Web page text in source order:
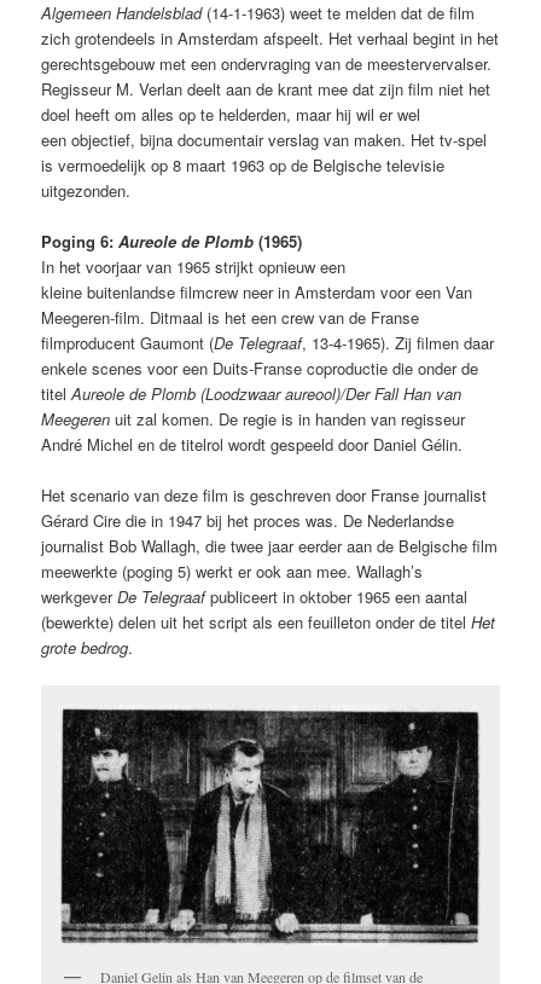
Algemeen Handelsblad(14-1-1963) weet te melden dat de film
zich grotendeels in Amsterdam afspeelt. Het verhaal begint in het
gerechtsgebouw met een ondervraging van de meestervervalser.
Regisseur M. Verlan deelt aan de krant mee dat zijn film niet het
doel heeft om alles op te helderden, maar hij wil er wel
een objectief, bijna documentair verslag van maken. Het tv-spel
is vermoedelijk op 8 maart 1963 op de Belgische televisie
uitgezonden.
Poging 6:Aureole de Plomb (1965)
In het voorjaar van 1965 strijkt opnieuw een
kleine buitenlandse filmcrew neer in Amsterdam voor een Van
Meegeren-film. Ditmaal is het een crew van de Franse
filmproducent Gaumont (De Telegraaf, 13-4-1965). Zij filmen daar
enkele scenes voor een Duits-Franse coproductie die onder de
titelAureole de Plomb (Loodzwaar aureool)/Der Fall Han van
Meegeren uit zal komen. De regie is in handen van regisseur
André Michel en de titelrol wordt gespeeld door Daniel Gélin.
Het scenario van deze film is geschreven door Franse journalist
Gérard Cire die in 1947 bij het proces was. De Nederlandse
journalist Bob Wallagh, die twee jaar eerder aan de Belgische film
meewerkte (poging 5) werkt er ook aan mee. Wallagh’s
werkgeverDe Telegraafpubliceert in oktober 1965 een aantal
(bewerkte) delen uit het script als een feuilleton onder de titelHet
grote bedrog.
Daniel Gelin als Han van Meegeren op de filmset van de